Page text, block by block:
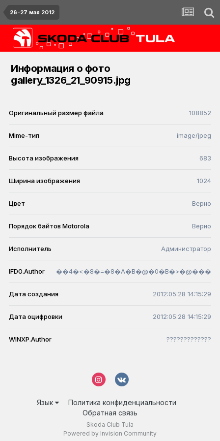
26-27 мая 2012
Информация о фото
gallery_1326_21_90915.jpg
Оригинальный размер файла 108852
Mime-тип image/jpeg
Высота изображения 683
Ширина изображения 1024
Цвет Верно
Порядок байтов Motorola Верно
Исполнитель Администратор
IFD0.Author ��4�<�8�=�8�A�B�@�0�B�>�@���
Дата создания 2012:05:28 14:15:29
Дата оцифровки 2012:05:28 14:15:29
WINXP.Author ?????????????
Язык
Политика конфиденциальности
Обратная связь
Skoda Club Tula
Powered by Invision Community